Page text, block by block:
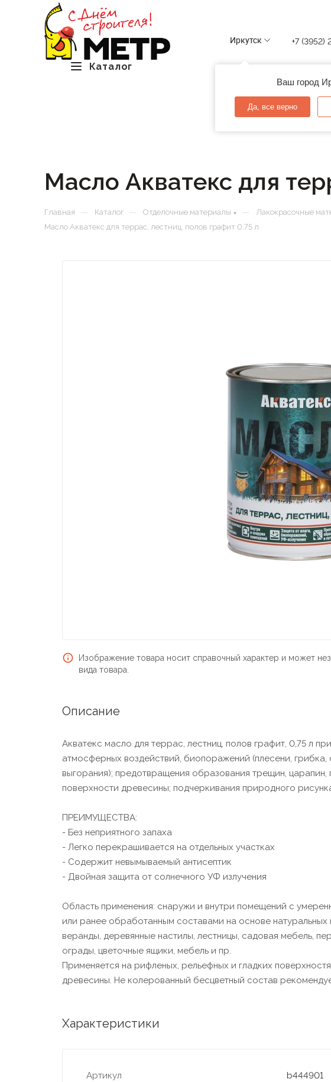
Каталог
Иркутск
Ваш город
Да, все верно
+7 (3952)
Масло Акватекс для
Главная — Каталог — Отделочные материалы — Лакокрасочные
Масло Акватекс для террас, лестниц, полов графит 0,75 л
Изображение товара носит справочный характер и может
вида товара.
Описание
Акватекс масло для террас, лестниц, полов графит, 0,75 л
атмосферных воздействий, биопоражений (плесени, грибка,
выгорания); предотвращения образования трещин,
поверхности древесины; подчеркивания природного
ПРЕИМУЩЕСТВА:
- Без неприятного запаха
- Легко перекрашивается на отдельных участках
- Содержит невымываемый антисептик
- Двойная защита от солнечного УФ излучения
Область применения: снаружи и внутри помещений с
или ранее обработанным составами на основе
веранды, деревянные настилы, лестницы, садовая мебель,
ограды, цветочные ящики, мебель и пр.
Применяется на рифленых, рельефных и гладких
древесины. Не колерованный бесцветный состав
Характеристики
Артикул
b444901